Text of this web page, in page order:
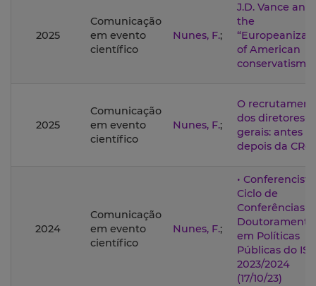
2025
Comunicação
em evento
científico
Nunes, F.;
J.D. Vance and
the
of American
conservatism
2025
Comunicação
em evento
científico
Nunes, F.;
O
dos diretores-
gerais: antes e
depois da
2024
Comunicação
em evento
científico
Nunes, F.;
•
Ciclo de
Conferências
Doutoramento
em Políticas
Públicas do
2023/2024
(17/10/23)